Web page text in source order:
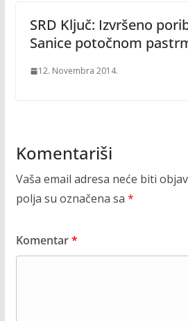
SRD Ključ: Izvršeno
Sanice potočnom
12. Novembra 2014.
Komentariši
Vaša email adresa neće biti
polja su označena sa *
Komentar*